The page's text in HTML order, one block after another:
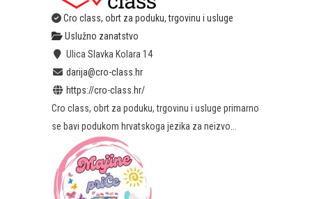
Cro class, obrt za poduku, trgovinu i usluge
Uslužno zanatstvo
Ulica Slavka Kolara 14
darija@cro-class.hr
https://cro-class.hr/
Cro class, obrt za poduku, trgovinu i usluge primarno
se bavi podukom hrvatskoga jezika za neizvo...